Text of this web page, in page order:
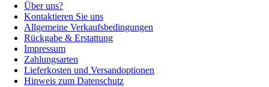
Über uns?
Kontaktieren Sie uns
Allgemeine Verkaufsbedingungen
Rückgabe & Erstattung
Impressum
Zahlungsarten
Lieferkosten und Versandoptionen
Hinweis zum Datenschutz